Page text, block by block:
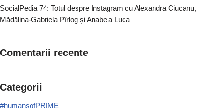
SocialPedia 74: Totul despre Instagram cu Alexandra Ciucanu,
Mădălina-Gabriela Pîrlog și Anabela Luca
Comentarii recente
Categorii
#humansofPRIME